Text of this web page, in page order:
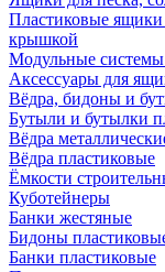
Пластиковые ящики
крышкой
Модульные
Аксессуары для
Вёдра, бидоны и
Бутыли и бутылки
Вёдра
Вёдра пластиковые
Ёмкости
Куботейнеры
Банки жестяные
Бидоны
Банки пластиковые